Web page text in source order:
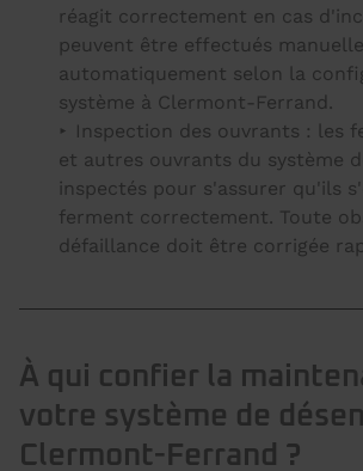
réagit correctement en cas
peuvent être effectués
automatiquement selon la
système à Clermont-Ferrand.
Inspection des ouvrants : les
et autres ouvrants du système
inspectés pour s'assurer qu'ils
ferment correctement. Toute
défaillance doit être corrigée
À qui confier la
votre système de
Clermont-Ferrand ?